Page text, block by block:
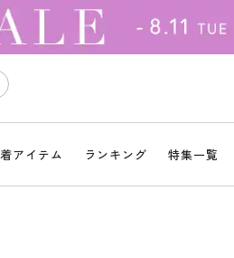
アイテム ランキング 特集一覧